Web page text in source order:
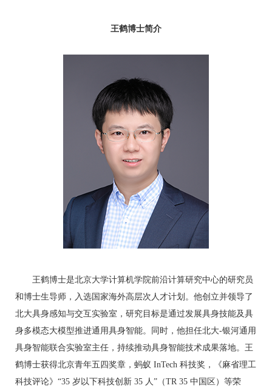
王鹤博士简介
王鹤博士是北京大学计算机学院前沿计算研究中心的研究员
和博士生导师，入选国家海外高层次人才计划。他创立并领导了
北大具身感知与交互实验室，研究目标是通过发展具身技能及具
身多模态大模型推进通用具身智能。同时，他担任北大-银河通用
具身智能联合实验室主任，持续推动具身智能技术成果落地。王
鹤博士获得北京青年五四奖章，蚂蚁 InTech 科技奖，《麻省理工
科技评论》“35 岁以下科技创新 35 人”（TR 35 中国区）等荣